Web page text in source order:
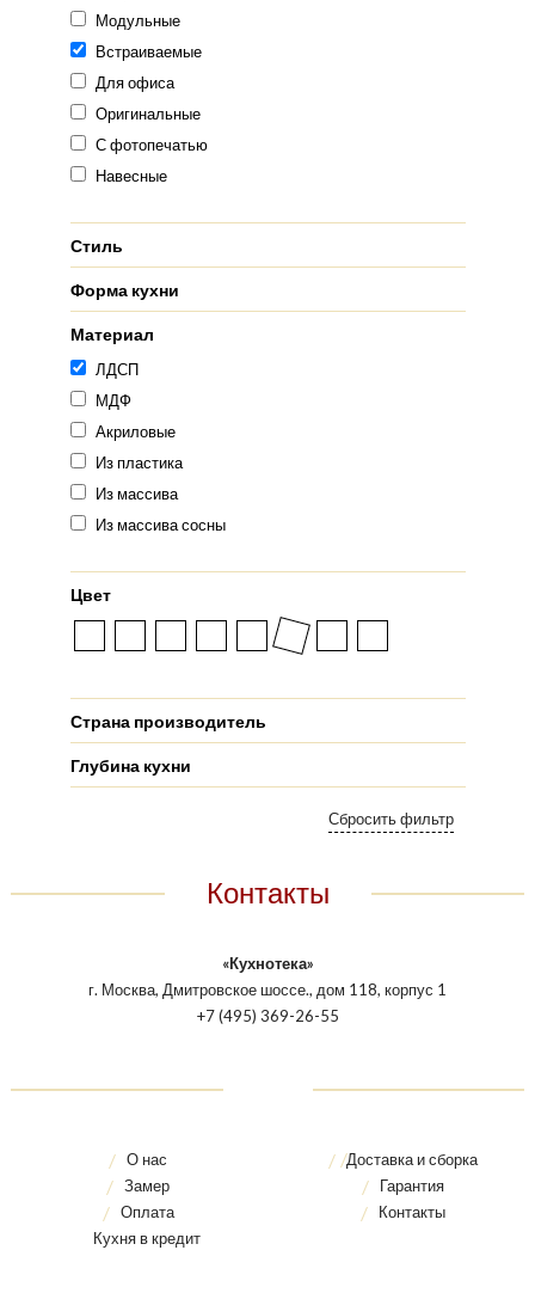
Модульные
Встраиваемые
Для офиса
Оригинальные
С фотопечатью
Навесные
Стиль
Форма кухни
Материал
ЛДСП
МДФ
Акриловые
Из пластика
Из массива
Из массива сосны
Цвет
Страна производитель
Глубина кухни
Контакты
«Кухнотека»
г. Москва, Дмитровское шоссе., дом 118, корпус 1
+7 (495) 369-26-55
О нас
Замер
Оплата
Кухня в кредит
Доставка и сборка
Гарантия
Контакты